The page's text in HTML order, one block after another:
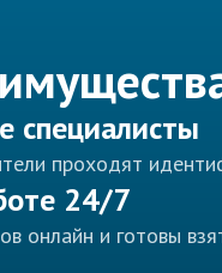
специалисты
проходят
24/7
онлайн и готовы